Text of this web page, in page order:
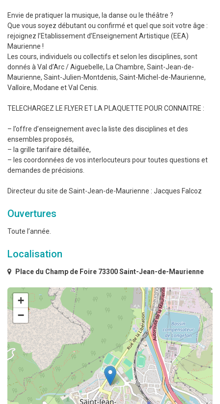
Envie de pratiquer la musique, la danse ou le théâtre ?
Que vous soyez débutant ou confirmé et quel que soit votre âge :
rejoignez l’Etablissement d’Enseignement Artistique (EEA)
Maurienne !
Les cours, individuels ou collectifs et selon les disciplines, sont
donnés à Val d’Arc / Aiguebelle, La Chambre, Saint-Jean-de-
Maurienne, Saint-Julien-Montdenis, Saint-Michel-de-Maurienne,
Valloire, Modane et Val Cenis.
TELECHARGEZ LE FLYER ET LA PLAQUETTE POUR CONNAITRE :
– l’offre d’enseignement avec la liste des disciplines et des
ensembles proposés,
– la grille tarifaire détaillée,
– les coordonnées de vos interlocuteurs pour toutes questions et
demandes de précisions.
Directeur du site de Saint-Jean-de-Maurienne : Jacques Falcoz
Ouvertures
Toute l’année.
Localisation
Place du Champ de Foire 73300 Saint-Jean-de-Maurienne
+
−